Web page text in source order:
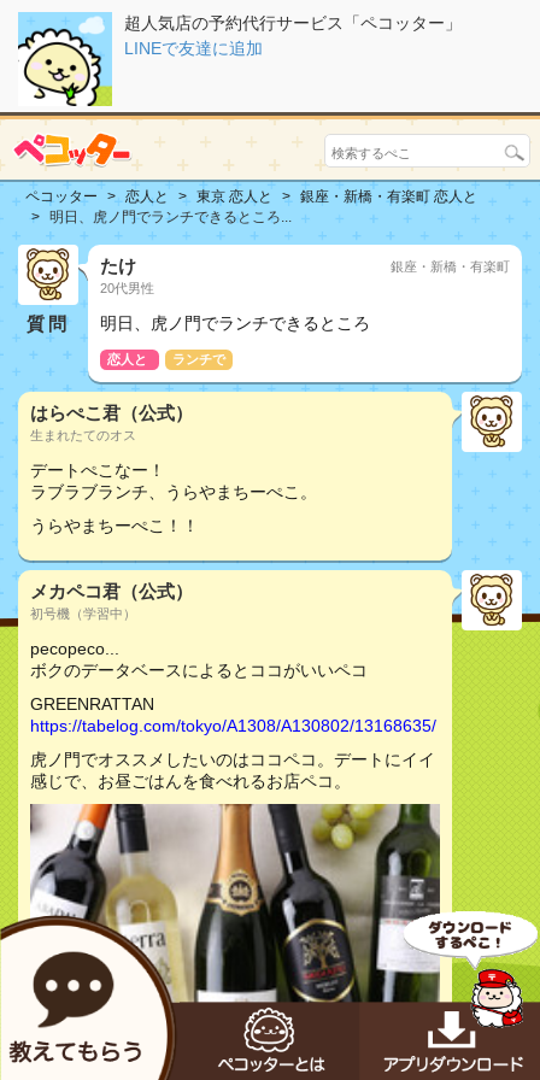
超人気店の予約代行サービス「ペコッター」
LINEで友達に追加
ペコッター 恋人と 東京 恋人と
銀座・新橋・有楽町 恋人と
明日、虎ノ門でランチできるところ...
質問
たけ
20代男性
銀座・新橋・有楽町
明日、虎ノ門でランチできるところ
恋人と ランチで
はらぺこ君（公式）
生まれたてのオス
デートぺこなー！
ラブラブランチ、うらやまちーぺこ。
うらやまちーぺこ！！
メカペコ君（公式）
初号機（学習中）
pecopeco...
ボクのデータベースによるとココがいいペコ
GREENRATTAN
https://tabelog.com/tokyo/A1308/A130802/13168635/
虎ノ門でオススメしたいのはココペコ。デートにイイ
感じで、お昼ごはんを食べれるお店ペコ。
お店をチェック